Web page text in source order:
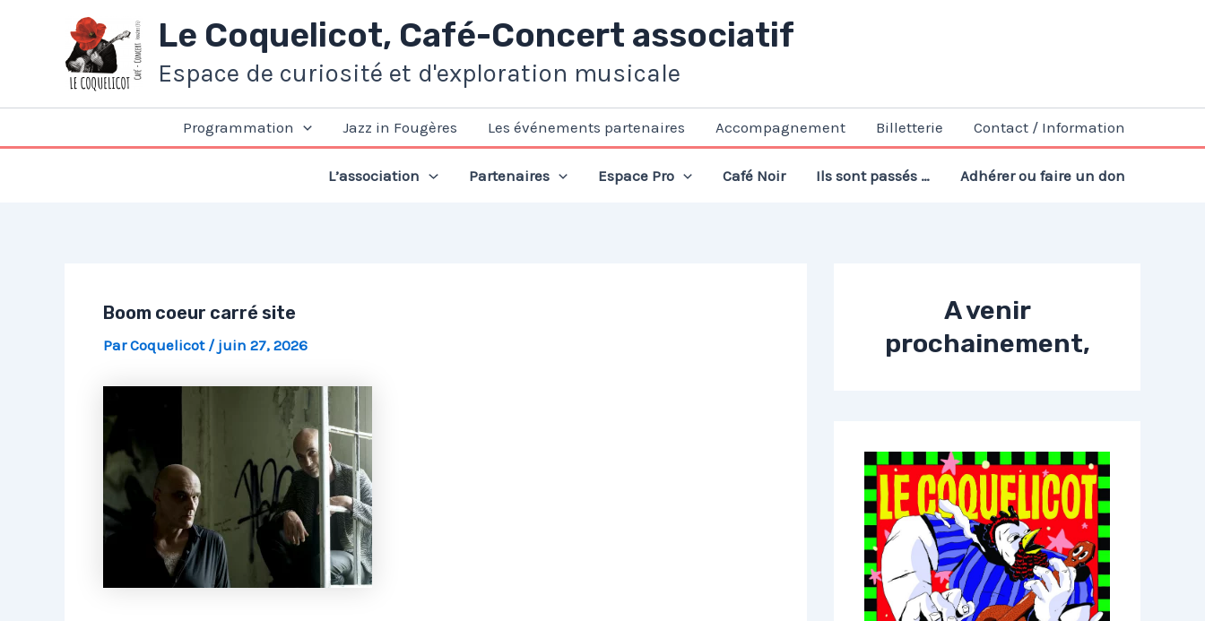
Le Coquelicot, Café-Concert associatif
Espace de curiosité et d'exploration musicale
Programmation Jazz in Fougères Les événements partenaires Accompagnement Billetterie Contact / Information
L’association Partenaires Espace Pro Café Noir Ils sont passés … Adhérer ou faire un don
Boom coeur carré site
ParCoquelicot / juin 27, 2026
A venir
prochainement,